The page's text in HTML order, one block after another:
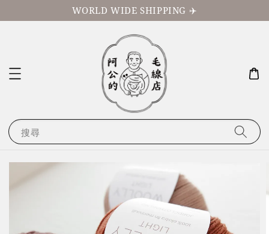
WORLD WIDE SHIPPING ✈️
搜尋